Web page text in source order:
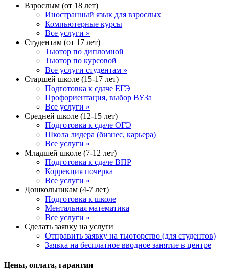
Взрослым (от 18 лет)
Иностранный язык для взрослых
Компьютерные курсы
Все услуги »
Студентам (от 17 лет)
Тьютор по дипломной
Тьютор по курсовой
Все услуги студентам »
Старшей школе (15-17 лет)
Подготовка к сдаче ЕГЭ
Профориентация, выбор ВУЗа
Все услуги »
Средней школе (12-15 лет)
Подготовка к сдаче ОГЭ
Школа лидера (бизнес, карьера)
Все услуги »
Младшей школе (7-12 лет)
Подготовка к сдаче ВПР
Коррекция почерка
Все услуги »
Дошкольникам (4-7 лет)
Подготовка к школе
Ментальная математика
Все услуги »
Сделать заявку на услуги
Отправить заявку на тьюторство (для студентов)
Заявка на бесплатное вводное занятие в центре
Цены, оплата, гарантии